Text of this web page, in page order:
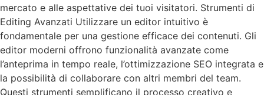
mercato e alle aspettative dei tuoi visitatori. Strumenti di
Editing Avanzati Utilizzare un editor intuitivo è
fondamentale per una gestione efficace dei contenuti. Gli
editor moderni offrono funzionalità avanzate come
l’anteprima in tempo reale, l’ottimizzazione SEO integrata e
la possibilità di collaborare con altri membri del team.
Questi strumenti semplificano il processo creativo e